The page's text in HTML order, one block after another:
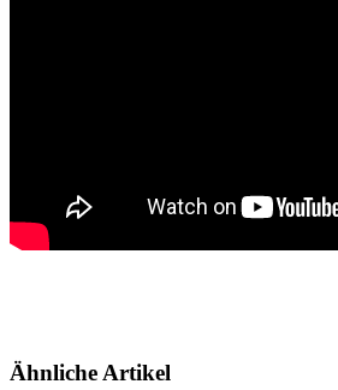
Ähnliche Artikel